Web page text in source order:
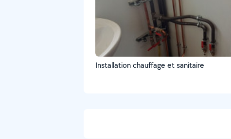
Installation chauffage et sanitaire